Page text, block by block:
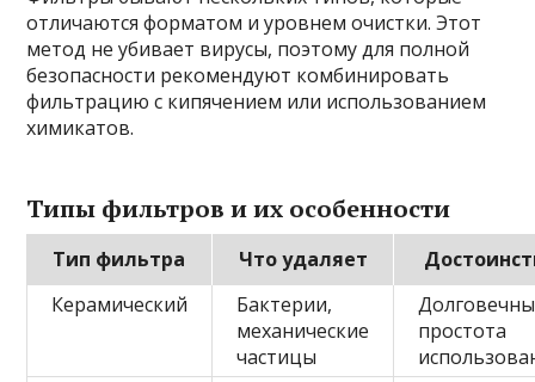
отличаются форматом и уровнем очистки. Этот
метод не убивает вирусы, поэтому для полной
безопасности рекомендуют комбинировать
фильтрацию с кипячением или использованием
химикатов.
Типы фильтров и их особенности
Тип фильтра Что удаляет
Керамический
Бактерии,
механические
частицы
простота